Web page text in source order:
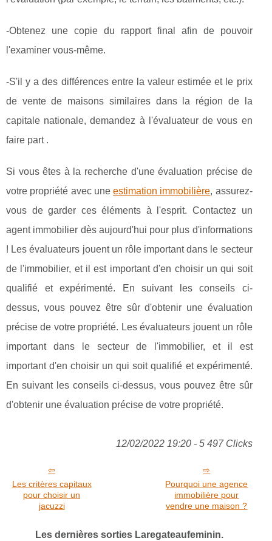
-Obtenez une copie du rapport final afin de pouvoir
l'examiner vous-même.
-S'il y a des différences entre la valeur estimée et le prix
de vente de maisons similaires dans la région de la
capitale nationale, demandez à l'évaluateur de vous en
faire part .
Si vous êtes à la recherche d'une évaluation précise de
votre propriété avec uneestimation immobilière, assurez-
vous de garder ces éléments à l'esprit. Contactez un
agent immobilier dès aujourd'hui pour plus d'informations
! Les évaluateurs jouent un rôle important dans le secteur
de l'immobilier, et il est important d'en choisir un qui soit
qualifié et expérimenté. En suivant les conseils ci-
dessus, vous pouvez être sûr d'obtenir une évaluation
précise de votre propriété. Les évaluateurs jouent un rôle
important dans le secteur de l'immobilier, et il est
important d'en choisir un qui soit qualifié et expérimenté.
En suivant les conseils ci-dessus, vous pouvez être sûr
d'obtenir une évaluation précise de votre propriété.
12/02/2022 19:20 - 5 497 Clicks
Les critères capitaux
pour choisir un
jacuzzi
Pourquoi une agence
immobilière pour
vendre une maison ?
Les dernières sorties Laregateaufeminin.